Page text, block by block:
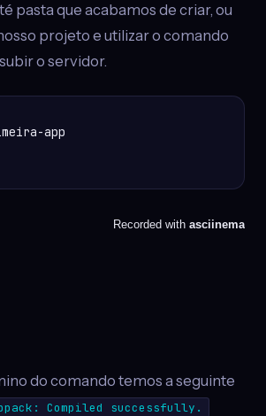
pasta que acabamos de criar, ou
projeto e utilizar o comando
o servidor.
app
do comando temos a seguinte
Compiled successfully.